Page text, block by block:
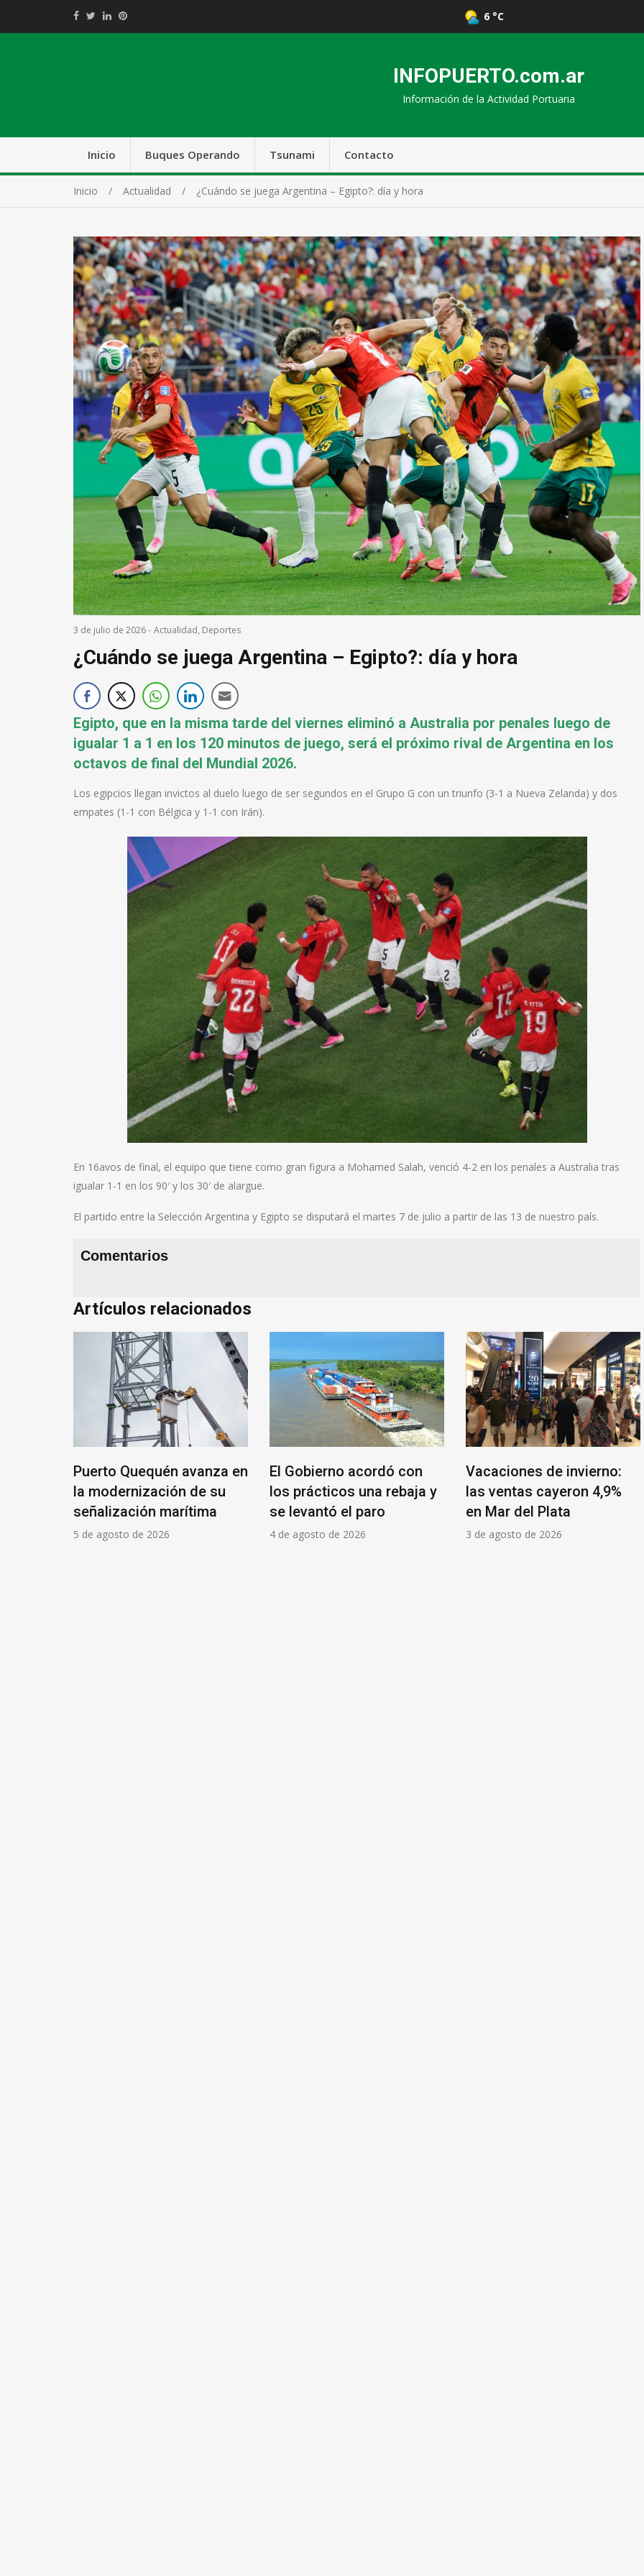
6 °C
INFOPUERTO.com.ar
Información de la Actividad Portuaria
Inicio Buques Operando Tsunami Contacto
Inicio Actualidad ¿Cuándo se juega Argentina – Egipto?: día y hora
3 de julio de 2026- Actualidad, Deportes
¿Cuándo se juega Argentina – Egipto?: día y hora
Egipto, que en la misma tarde del viernes eliminó a Australia por penales luego de
igualar 1 a 1 en los 120 minutos de juego, será el próximo rival de Argentina en los
octavos de final del Mundial 2026.
Los egipcios llegan invictos al duelo luego de ser segundos en el Grupo G con un triunfo (3-1 a Nueva Zelanda) y dos
empates (1-1 con Bélgica y 1-1 con Irán).
En 16avos de final, el equipo que tiene como gran figura a Mohamed Salah, venció 4-2 en los penales a Australia tras
igualar 1-1 en los 90′ y los 30′ de alargue.
El partido entre la Selección Argentina y Egipto se disputará el martes 7 de julio a partir de las 13 de nuestro país.
Comentarios
Artículos relacionados
Puerto Quequén avanza en
la modernización de su
señalización marítima
5 de agosto de 2026
El Gobierno acordó con
los prácticos una rebaja y
se levantó el paro
4 de agosto de 2026
Vacaciones de invierno:
las ventas cayeron 4,9%
en Mar del Plata
3 de agosto de 2026